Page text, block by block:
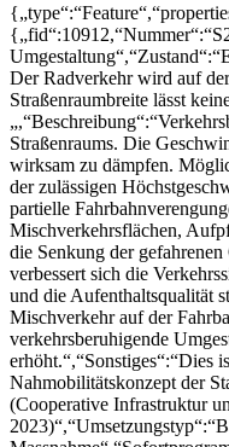
Der Radverkehr wird auf
Straßenraumbreite lässt
Straßenraums. Die
wirksam zu dämpfen.
der zulässigen
partielle
Mischverkehrsflächen,
die Senkung der
verbessert sich die
und die Aufenthaltsqualität
Mischverkehr auf der
verkehrsberuhigende
erhöht.“,“Sonstiges“:“Dies
Nahmobilitätskonzept der
(Cooperative Infrastruktur